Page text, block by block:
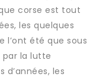
corse est tout
les quelques
l’ont été que sous
la lutte
d’années, les